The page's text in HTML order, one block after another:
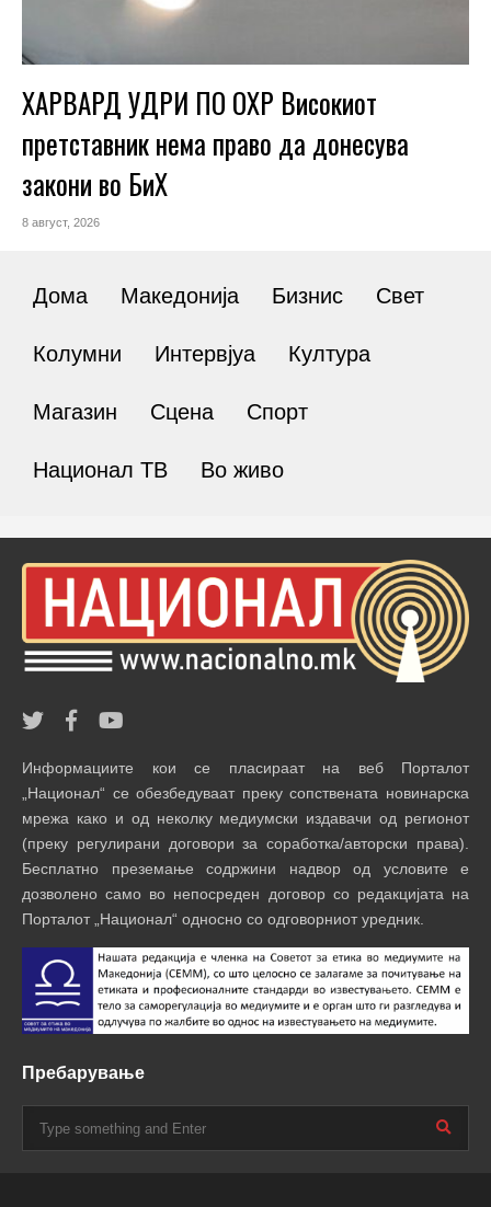
ХАРВАРД УДРИ ПО ОХР Високиот
претставник нема право да донесува
закони во БиХ
8 август, 2026
Дома Македонија Бизнис Свет
Колумни Интервјуа Култура
Магазин Сцена Спорт
Национал ТВ Во живо
Информациите кои се пласираат на веб Порталот
„Национал“ се обезбедуваат преку сопствената новинарска
мрежа како и од неколку медиумски издавачи од регионот
(преку регулирани договори за соработка/авторски права).
Бесплатно преземање содржини надвор од условите е
дозволено само во непосреден договор со редакцијата на
Порталот „Национал“ односно со одговорниот уредник.
Пребарување